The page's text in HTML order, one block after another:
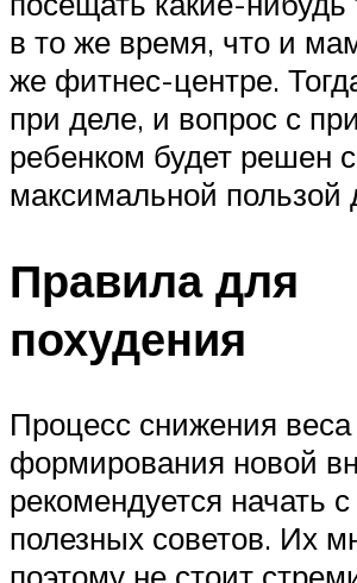
в то же время, что и
же фитнес-центре.
при деле, и вопрос с
ребенком будет решен с
максимальной пользой
Правила для
похудения
Процесс снижения веса
формирования новой
рекомендуется начать
полезных советов. Их